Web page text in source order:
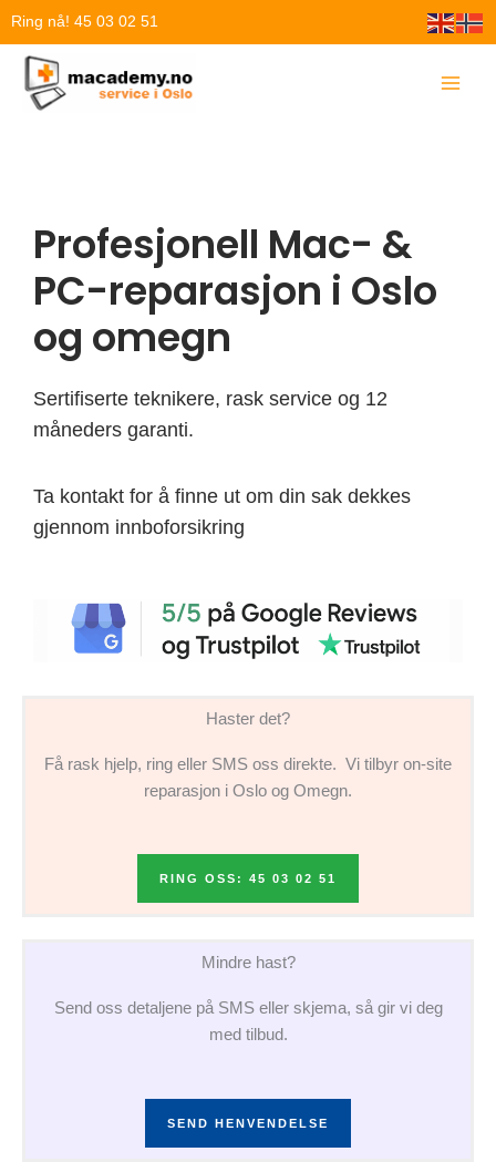
Hopp
innholdet
Ring nå! 45 03 02 51
Profesjonell Mac- &
PC-reparasjon i Oslo
og omegn
Sertifiserte teknikere, rask service og 12
måneders garanti.
Ta kontakt for å finne ut om din sak dekkes
gjennom innboforsikring
Haster det?
Få rask hjelp, ring eller SMS oss direkte. Vi tilbyr on-site
reparasjon i Oslo og Omegn.
RING OSS: 45 03 02 51
Mindre hast?
Send oss detaljene på SMS eller skjema, så gir vi deg
med tilbud.
SEND HENVENDELSE